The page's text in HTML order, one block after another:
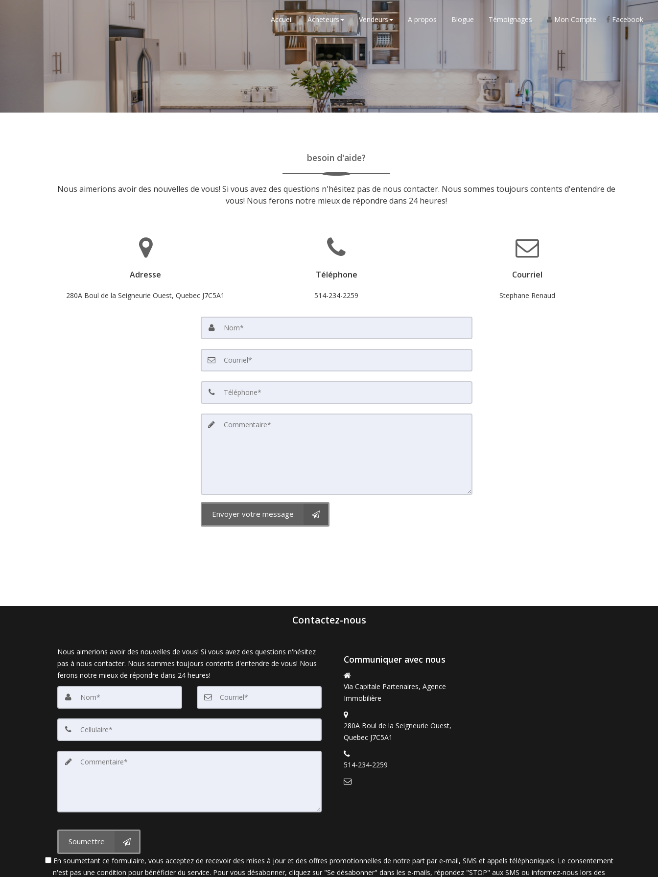
Facebook
Accueil Acheteurs Vendeurs A propos Blogue Témoignages Mon Compte
besoin d'aide?
Nous aimerions avoir des nouvelles de vous! Si vous avez des questions n'hésitez pas de nous contacter. Nous sommes toujours contents d'entendre de
vous! Nous ferons notre mieux de répondre dans 24 heures!
Adresse
280A Boul de la Seigneurie Ouest, Quebec J7C5A1
Téléphone
514-234-2259
Courriel
Stephane Renaud
Envoyer votre message
Contactez-nous
Nous aimerions avoir des nouvelles de vous! Si vous avez des questions n'hésitez
pas à nous contacter. Nous sommes toujours contents d'entendre de vous! Nous
ferons notre mieux de répondre dans 24 heures!
Soumettre
Communiquer avec nous
Via Capitale Partenaires, Agence
Immobilière
280A Boul de la Seigneurie Ouest,
Quebec J7C5A1
514-234-2259
En soumettant ce formulaire, vous acceptez de recevoir des mises à jour et des offres promotionnelles de notre part par e-mail, SMS et appels téléphoniques. Le consentement
n'est pas une condition pour bénéficier du service. Pour vous désabonner, cliquez sur "Se désabonner" dans les e-mails, répondez "STOP" aux SMS ou informez-nous lors des